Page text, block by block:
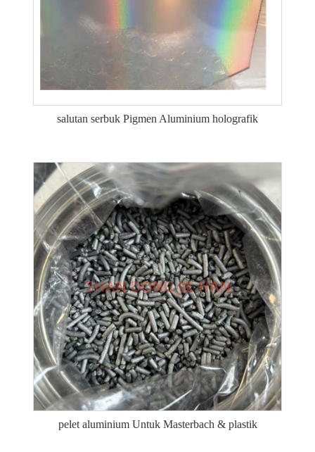
salutan serbuk Pigmen Aluminium holografik
pelet aluminium Untuk Masterbach & plastik